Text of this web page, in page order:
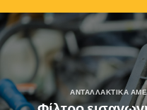
ΑΝΤΑΛΛΑΚΤΙΚΆ